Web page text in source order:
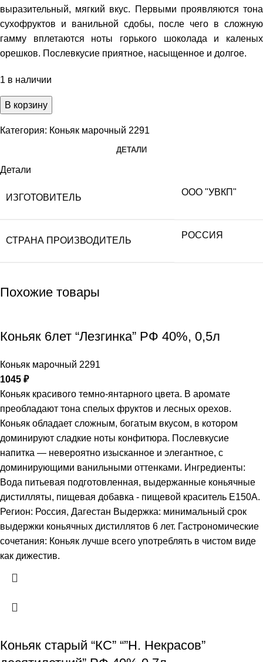
выразительный, мягкий вкус. Первыми проявляются тона
сухофруктов и ванильной сдобы, после чего в сложную
гамму вплетаются ноты горького шоколада и каленых
орешков. Послевкусие приятное, насыщенное и долгое.
1 в наличии
В корзину
Категория: Коньяк марочный 2291
ДЕТАЛИ
Детали
ИЗГОТОВИТЕЛЬ
ООО "УВКП"
СТРАНА ПРОИЗВОДИТЕЛЬ
РОССИЯ
Похожие товары
Коньяк 6лет “Лезгинка” РФ 40%, 0,5л
Коньяк марочный 2291
1045 ₽
Коньяк красивого темно-янтарного цвета. В аромате
преобладают тона спелых фруктов и лесных орехов.
Коньяк обладает сложным, богатым вкусом, в котором
доминируют сладкие ноты конфитюра. Послевкусие
напитка — невероятно изысканное и элегантное, с
доминирующими ванильными оттенками. Ингредиенты:
Вода питьевая подготовленная, выдержанные коньячные
дистилляты, пищевая добавка - пищевой краситель Е150А.
Регион: Россия, Дагестан Выдержка: минимальный срок
выдержки коньячных дистиллятов 6 лет. Гастрономические
сочетания: Коньяк лучше всего употреблять в чистом виде
как дижестив.
Коньяк старый “КС” “”Н. Некрасов”